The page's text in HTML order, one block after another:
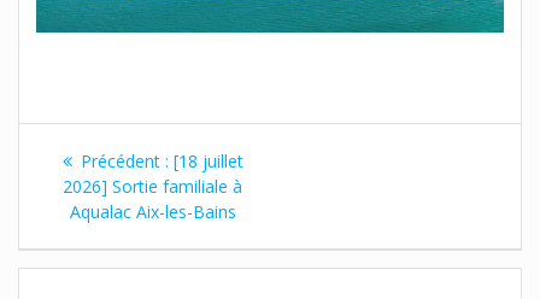
Navigation
de
l’article
Précédent : Article
précédent
:
[18 juillet
2026] Sortie familiale à
Aqualac Aix-les-Bains